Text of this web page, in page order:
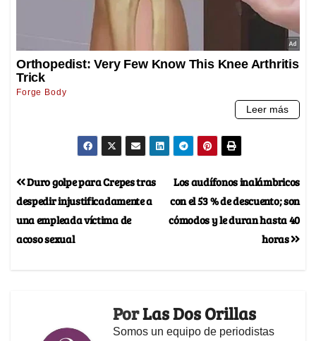
Los audífonos inalámbricos
con el 53 % de descuento; son
cómodos y le duran hasta 40
horas
Duro golpe para Crepes tras
despedir injustificadamente a
una empleada víctima de
acoso sexual
PorLas Dos Orillas
Somos un equipo de periodistas